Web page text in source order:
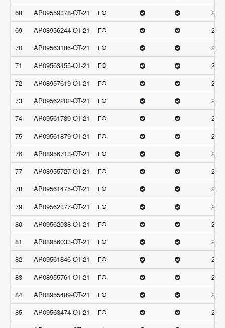
68
AP09559378-OT-21 ГФ
69
AP08956244-OT-21 ГФ
70
AP09563186-OT-21 ГФ
71
AP09563455-OT-21 ГФ
72
AP08957619-OT-21 ГФ
73
AP09562202-OT-21 ГФ
74
AP09561789-OT-21 ГФ
75
AP09561879-OT-21 ГФ
76
AP08956713-OT-21 ГФ
77
AP08955727-OT-21 ГФ
78
AP09561475-OT-21 ГФ
79
AP09562377-OT-21 ГФ
80
AP09562038-OT-21 ГФ
27
81
AP08956033-OT-21 ГФ
27
82
AP09561846-OT-21 ГФ
27
83
AP08955761-OT-21 ГФ
27
84
AP08955489-OT-21 ГФ
85
AP09563474-OT-21 ГФ